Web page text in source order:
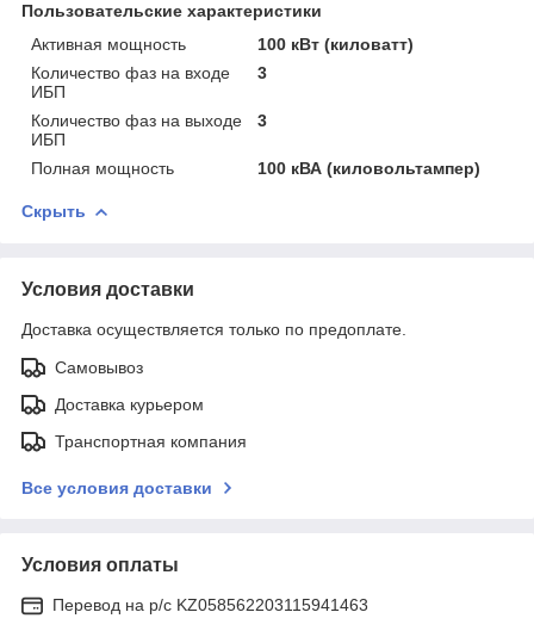
Пользовательские характеристики
Активная мощность
100 кВт (киловатт)
Количество фаз на входе
ИБП
3
Количество фаз на выходе
ИБП
3
Полная мощность 100 кВА (киловольтампер)
Скрыть
Условия доставки
Доставка осуществляется только по предоплате.
Самовывоз
Доставка курьером
Транспортная компания
Все условия доставки
Условия оплаты
Перевод на р/с KZ058562203115941463